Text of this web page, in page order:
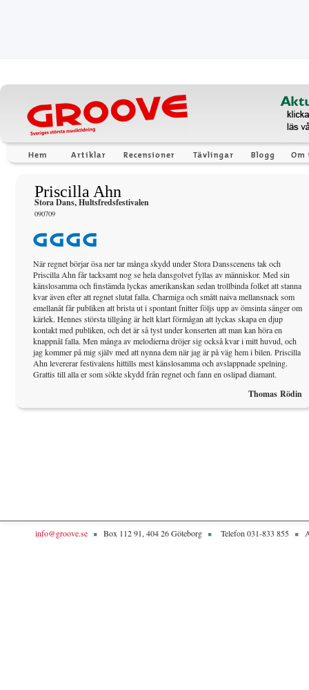
Priscilla Ahn
Stora Dans, Hultsfredsfestivalen
090709
När regnet börjar ösa ner tar många skydd under Stora Dansscenens tak och
Priscilla Ahn får tacksamt nog se hela dansgolvet fyllas av människor. Med sin
känslosamma och finstämda lyckas amerikanskan sedan trollbinda folket att stanna
kvar även efter att regnet slutat falla. Charmiga och smått naiva mellansnack som
emellanåt får publiken att brista ut i spontant fnitter följs upp av ömsinta sånger om
kärlek. Hennes största tillgång är helt klart förmågan att lyckas skapa en djup
kontakt med publiken, och det är så tyst under konserten att man kan höra en
knappnål falla. Men många av melodierna dröjer sig också kvar i mitt huvud, och
jag kommer på mig själv med att nynna dem när jag är på väg hem i bilen. Priscilla
Ahn levererar festivalens hittills mest känslosamma och avslappnade spelning.
Grattis till alla er som sökte skydd från regnet och fann en oslipad diamant.
Thomas Rödin
info@groove.se Box 112 91, 404 26 Göteborg Telefon 031-833 855